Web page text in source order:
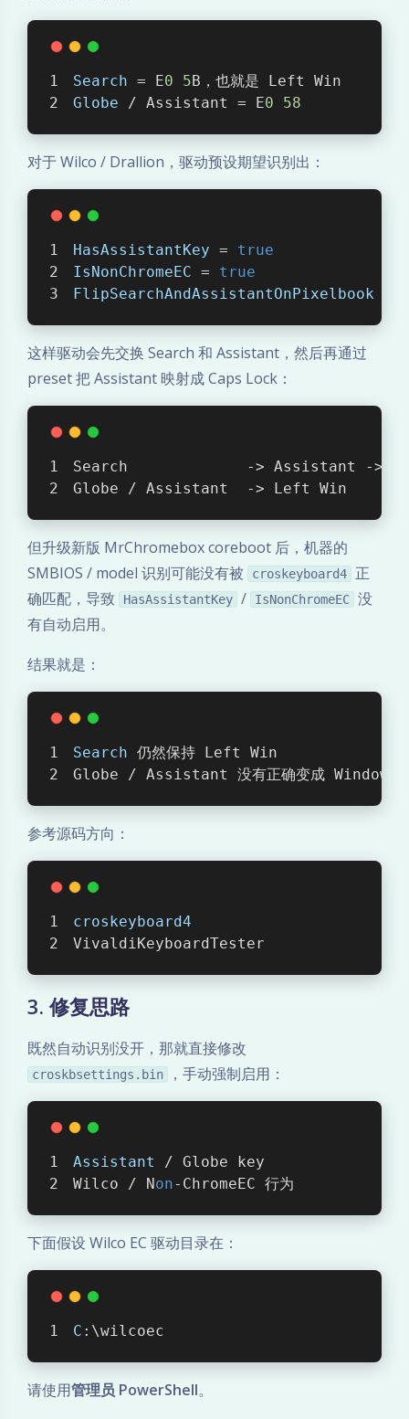
Search = E0 5 B，也就是 Left Win
Globe / Assistant = E0 58
对于 Wilco / Drallion，驱动预设期望识别出：
HasAssistantKey = true
IsNonChromeEC = true
FlipSearchAndAssistantOnPixelbook
这样驱动会先交换 Search 和 Assistant，然后再通过
preset 把 Assistant 映射成 Caps Lock：
Search             -> Assistant ->
Globe / Assistant  -> Left Win
但升级新版 MrChromebox coreboot 后，机器的
SMBIOS / model 识别可能没有被
croskeyboard4 正
确匹配，导致
HasAssistantKey / IsNonChromeEC 没
有自动启用。
结果就是：
Search 仍然保持 Left Win
Globe / Assistant 没有正确变成 Windows
参考源码方向：
croskeyboard4
VivaldiKeyboardTester
3. 修复思路
既然自动识别没开，那就直接修改
croskbsettings.bin ，手动强制启用：
Assistant
/ Globe key
Wilco / N on-ChromeEC 行为
下面假设 Wilco EC 驱动目录在：
C :\wilcoec
请使用管理员 PowerShell。